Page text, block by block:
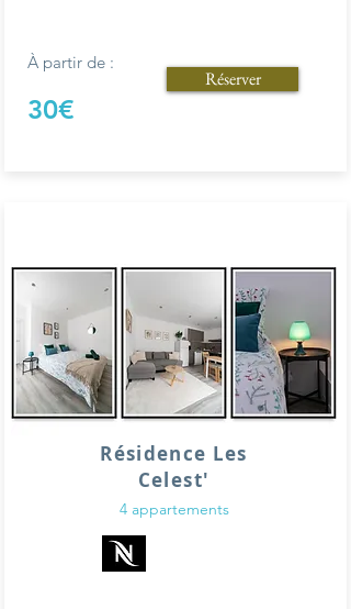
À partir de :
30€
Réserver
Résidence Les
Celest'
4 appartements